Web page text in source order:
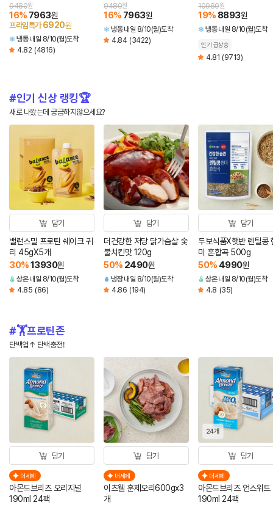
16% 7963원
9480원
프라임특가 6920원
냉동 내일 8/10(월)도착
4.82 (4816)
16% 7963원
9480원
냉동 내일 8/10(월)도착
4.84 (3422)
19% 8893원
10980원
냉동 내일 8/10(월)도착
인기 급상승
4.81 (9713)
인기 신상 랭킹🏆
새로 나왔는데 궁금하지않으세요?
담기
30%13930원
밸런스밀 프로틴 쉐이크 귀
리 45gX5개
상온 내일 8/10(월)도착
4.85 (86)
담기
50% 2490원
더건강한 저당 닭가슴살 숯
불치킨맛 120g
냉장 내일 8/10(월)도착
4.86 (194)
담기
50% 4990원
두보식품X햇반 렌틸콩
미 혼합곡 500g
상온 내일 8/10(월)도착
4.8 (35)
🏋️프로틴존
단백업↑ 단백충전!
담기
더세페
아몬드브리즈 오리지널
190ml 24팩
담기
더세페
이츠웰 훈제오리600gx3
개
담기
더세페
아몬드브리즈 언스위트
190ml 24팩